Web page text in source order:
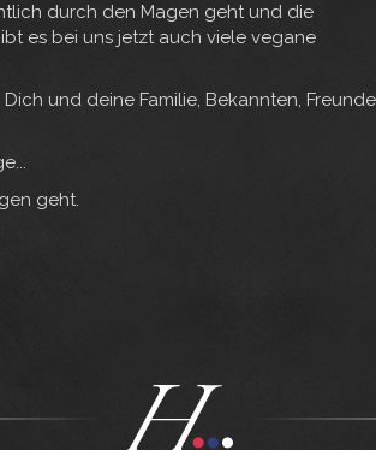
durch den Magen geht und die
es bei uns jetzt auch viele vegane
und deine Familie, Bekannten,
geht.